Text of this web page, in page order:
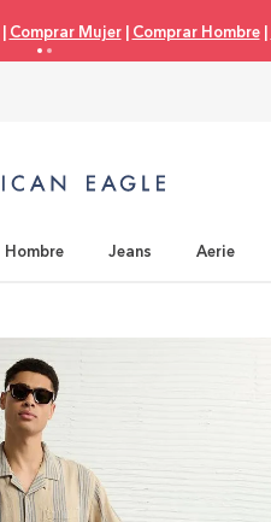
Comprar Mujer| Comprar Hombre|
Hombre Jeans Aerie